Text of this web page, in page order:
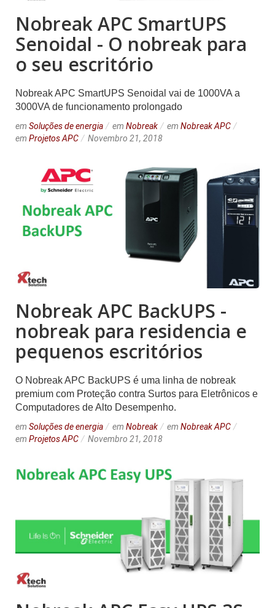
Nobreak APC SmartUPS
Senoidal - O nobreak para
o seu escritório
Nobreak APC SmartUPS Senoidal vai de 1000VA a
3000VA de funcionamento prolongado
em Soluções de energia em Nobreak em Nobreak APC
em Projetos APC Novembro 21, 2018
Nobreak APC BackUPS -
nobreak para residencia e
pequenos escritórios
O Nobreak APC BackUPS é uma linha de nobreak
premium com Proteção contra Surtos para Eletrônicos e
Computadores de Alto Desempenho.
em Soluções de energia em Nobreak em Nobreak APC
em Projetos APC Novembro 21, 2018